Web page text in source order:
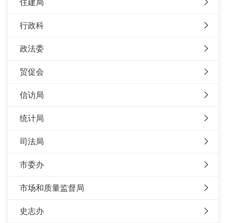
住建局
行政科
政法委
贸促会
信访局
统计局
司法局
市委办
市场和质量监督局
史志办